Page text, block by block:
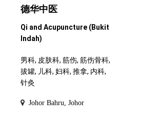
德华中医
Qi and Acupuncture (Bukit
Indah)
男科, 皮肤科, 筋伤, 筋伤骨科,
拔罐, 儿科, 妇科, 推拿, 内科,
针灸
Johor Bahru, Johor